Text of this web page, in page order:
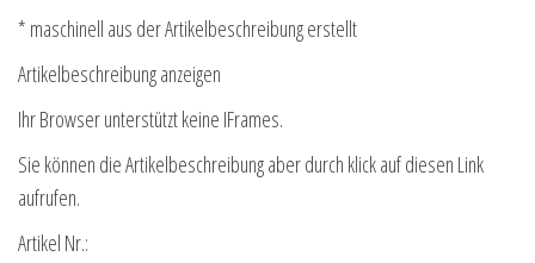
* maschinell aus der Artikelbeschreibung erstellt
Artikelbeschreibung anzeigen
Ihr Browser unterstützt keine IFrames.
Sie können die Artikelbeschreibung aber durch klick auf diesen Link
aufrufen.
Artikel Nr.: